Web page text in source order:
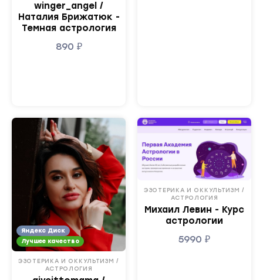
winger_angel /
Наталия Брижатюк -
Темная астрология
890 ₽
Яндекс Диск
Лучшее качество
ЭЗОТЕРИКА И ОККУЛЬТИЗМ /
АСТРОЛОГИЯ
ЭЗОТЕРИКА И ОККУЛЬТИЗМ /
АСТРОЛОГИЯ
Михаил Левин - Курс
астрологии
5990 ₽